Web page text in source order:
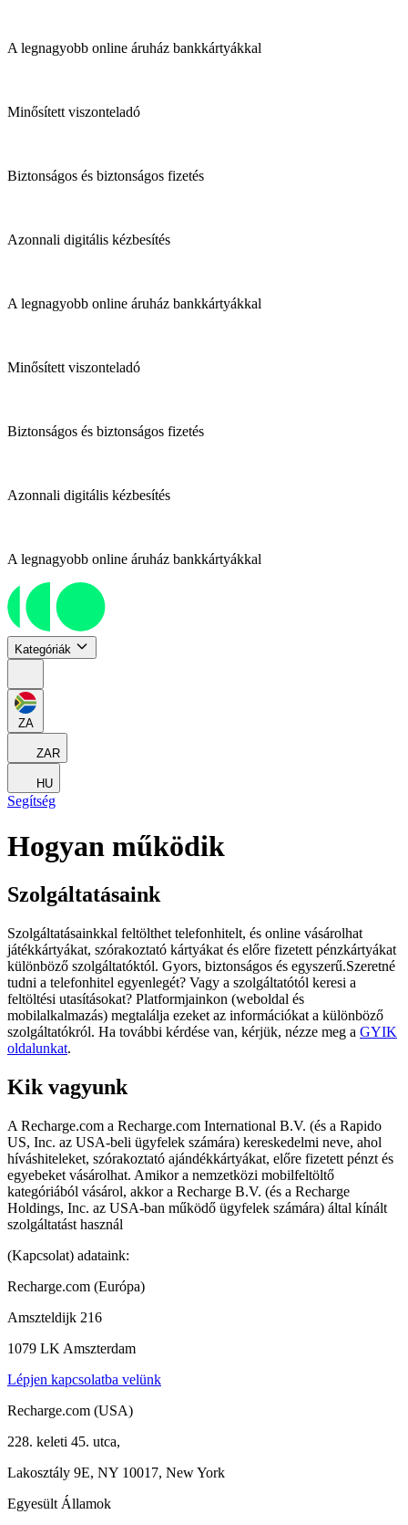
A legnagyobb online áruház bankkártyákkal
Minősített viszonteladó
Biztonságos és biztonságos fizetés
Azonnali digitális kézbesítés
A legnagyobb online áruház bankkártyákkal
Minősített viszonteladó
Biztonságos és biztonságos fizetés
Azonnali digitális kézbesítés
A legnagyobb online áruház bankkártyákkal
Kategóriák
ZA
ZAR
HU
Segítség
Hogyan működik
Szolgáltatásaink
Szolgáltatásainkkal feltölthet telefonhitelt, és online vásárolhat
játékkártyákat, szórakoztató kártyákat és előre fizetett pénzkártyákat
különböző szolgáltatóktól. Gyors, biztonságos és egyszerű.Szeretné
tudni a telefonhitel egyenlegét? Vagy a szolgáltatótól keresi a
feltöltési utasításokat? Platformjainkon (weboldal és
mobilalkalmazás) megtalálja ezeket az információkat a különböző
szolgáltatókról. Ha további kérdése van, kérjük, nézze meg a GYIK
oldalunkat.
Kik vagyunk
A Recharge.com a Recharge.com International B.V. (és a Rapido
US, Inc. az USA-beli ügyfelek számára) kereskedelmi neve, ahol
híváshiteleket, szórakoztató ajándékkártyákat, előre fizetett pénzt és
egyebeket vásárolhat. Amikor a nemzetközi mobilfeltöltő
kategóriából vásárol, akkor a Recharge B.V. (és a Recharge
Holdings, Inc. az USA-ban működő ügyfelek számára) által kínált
szolgáltatást használ
(Kapcsolat) adataink:
Recharge.com (Európa)
Amszteldijk 216
1079 LK Amszterdam
Lépjen kapcsolatba velünk
Recharge.com (USA)
228. keleti 45. utca,
Lakosztály 9E, NY 10017, New York
Egyesült Államok